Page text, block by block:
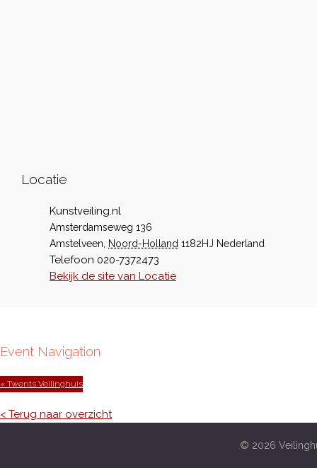
Locatie
Kunstveiling.nl
Amsterdamseweg 136
Amstelveen
Noord-Holland 1182HJ Nederland
Telefoon 020-7372473
Bekijk de site van Locatie
Event Navigation
« Twents Veilinghuis
< Terug naar overzicht
© 2026